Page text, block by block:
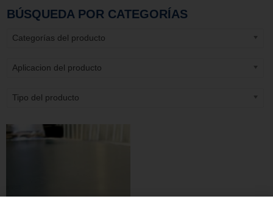
BÚSQUEDA POR CATEGORÍAS
Categorías del producto
Aplicacion del producto
Tipo del producto